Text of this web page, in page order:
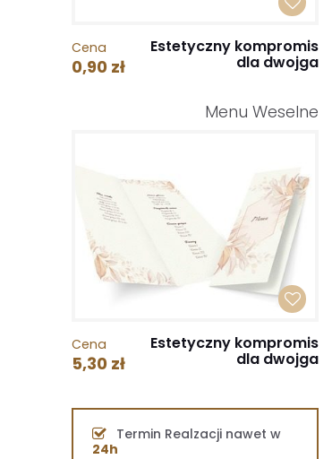
Cena
0,90 zł
Estetyczny kompromis
dla dwojga
Menu Weselne
Cena
5,30 zł
Estetyczny kompromis
dla dwojga
Termin Realzacji nawet w
24h